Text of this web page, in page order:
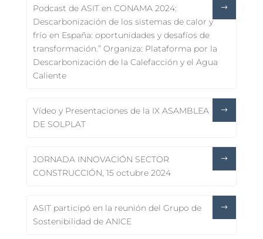
Podcast de ASIT en CONAMA 2024:
Descarbonización de los sistemas de calor y
frío en España: oportunidades y desafíos de
transformación.” Organiza: Plataforma por la
Descarbonización de la Calefacción y el Agua
Caliente
Vídeo y Presentaciones de la IX ASAMBLEA
DE SOLPLAT
JORNADA INNOVACIÓN SECTOR
CONSTRUCCIÓN, 15 octubre 2024
ASIT participó en la reunión del Grupo de
Sostenibilidad de ANICE